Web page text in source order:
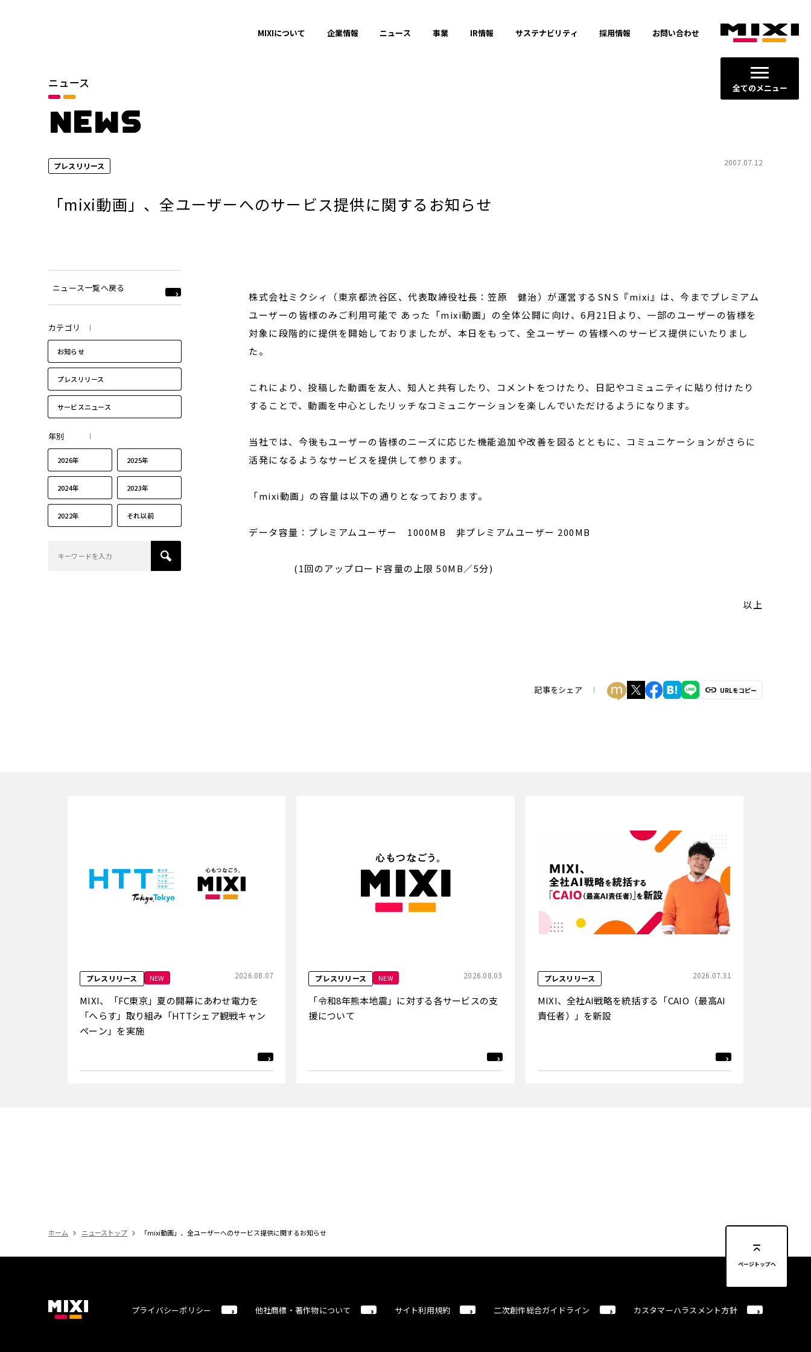
全てのメニュー
MIXIについて 企業情報 ニュース 事業 IR情報 サステナビリティ 採用情報 お問い合わせ
ニュース
NEWS
プレスリリース 2007.07.12
「mixi動画」、全ユーザーへのサービス提供に関するお知らせ
ニュース一覧へ戻る
カテゴリ
お知らせ
プレスリリース
サービスニュース
年別
2026年 2025年
2024年 2023年
2022年 それ以前
株式会社ミクシィ（東京都渋谷区、代表取締役社長：笠原 健治）が運営するSNS『mixi』は、今までプレミアム
ユーザーの皆様のみご利用可能で あった「mixi動画」の全体公開に向け、6月21日より、一部のユーザーの皆様を
対象に段階的に提供を開始しておりましたが、本日をもって、全ユーザー の皆様へのサービス提供にいたりまし
た。
これにより、投稿した動画を友人、知人と共有したり、コメントをつけたり、日記やコミュニティに貼り付けたり
することで、動画を中心としたリッチなコミュニケーションを楽しんでいただけるようになります。
当社では、今後もユーザーの皆様のニーズに応じた機能追加や改善を図るとともに、コミュニケーションがさらに
活発になるようなサービスを提供して参ります。
「mixi動画」の容量は以下の通りとなっております。
データ容量：プレミアムユーザー 1000MB 非プレミアムユーザー 200MB
(1回のアップロード容量の上限 50MB／5分)
以上
記事をシェア URLをコピー
プレスリリース NEW 2026.08.07
MIXI、「FC東京」夏の開幕にあわせ電力を
「へらす」取り組み「HTTシェア観戦キャン
ペーン」を実施
プレスリリース NEW 2026.08.03
「令和8年熊本地震」に対する各サービスの支
援について
プレスリリース 2026.07.31
MIXI、全社AI戦略を統括する「CAIO（最高AI
責任者）」を新設
ホーム ニューストップ 「mixi動画」、全ユーザーへのサービス提供に関するお知らせ
カテゴリ
サービスニュース
閉じる
ページトップへ
プライバシーポリシー 他社商標・著作物について サイト利用規約 二次創作総合ガイドライン カスタマーハラスメント方針